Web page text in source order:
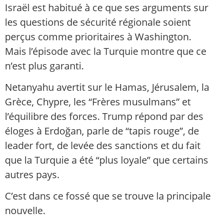
Israël est habitué à ce que ses arguments sur
les questions de sécurité régionale soient
perçus comme prioritaires à Washington.
Mais l’épisode avec la Turquie montre que ce
n’est plus garanti.
Netanyahu avertit sur le Hamas, Jérusalem, la
Grèce, Chypre, les “Frères musulmans” et
l’équilibre des forces. Trump répond par des
éloges à Erdoğan, parle de “tapis rouge”, de
leader fort, de levée des sanctions et du fait
que la Turquie a été “plus loyale” que certains
autres pays.
C’est dans ce fossé que se trouve la principale
nouvelle.